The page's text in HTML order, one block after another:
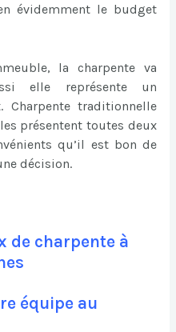
évidemment le budget
la charpente va
elle représente un
Charpente traditionnelle
présentent toutes deux
qu’il est bon de
décision.
de charpente à
équipe au